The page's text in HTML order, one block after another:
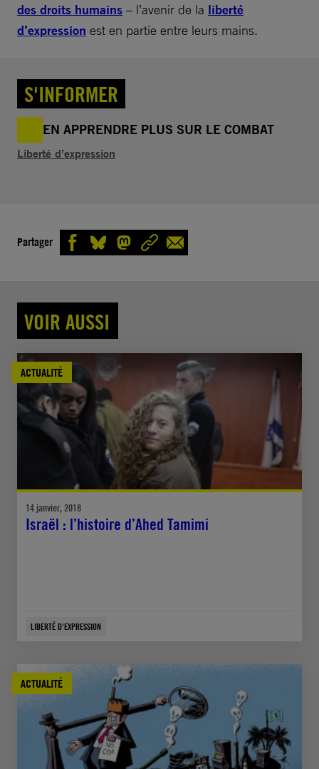
des droits humains – l’avenir de la liberté
d’expression est en partie entre leurs mains.
S'INFORMER
EN APPRENDRE PLUS SUR LE COMBAT
Liberté d’expression
Partager
VOIR AUSSI
ACTUALITÉ
14 janvier, 2018
Israël : l’histoire d’Ahed Tamimi
LIBERTÉ D'EXPRESSION
ACTUALITÉ